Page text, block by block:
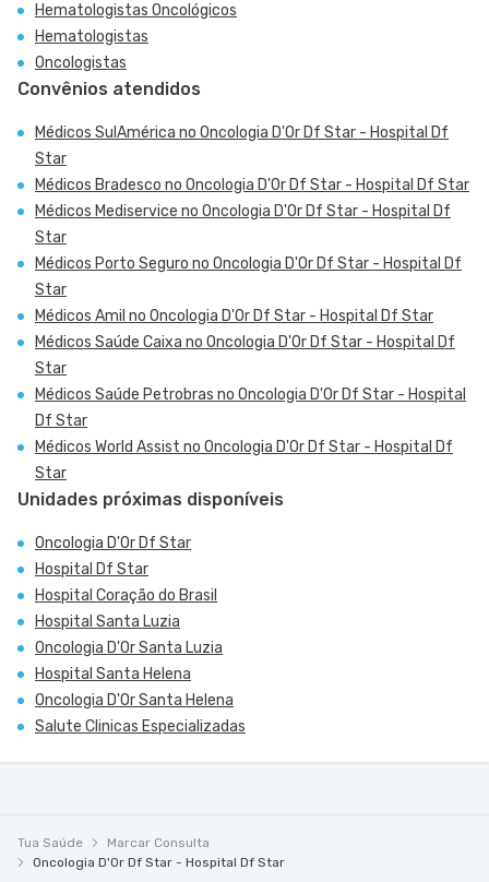
Hematologistas Oncológicos
Hematologistas
Oncologistas
Convênios atendidos
Médicos SulAmérica no Oncologia D'Or Df Star - Hospital Df
Star
Médicos Bradesco no Oncologia D'Or Df Star - Hospital Df Star
Médicos Mediservice no Oncologia D'Or Df Star - Hospital Df
Star
Médicos Porto Seguro no Oncologia D'Or Df Star - Hospital Df
Star
Médicos Amil no Oncologia D'Or Df Star - Hospital Df Star
Médicos Saúde Caixa no Oncologia D'Or Df Star - Hospital Df
Star
Médicos Saúde Petrobras no Oncologia D'Or Df Star - Hospital
Df Star
Médicos World Assist no Oncologia D'Or Df Star - Hospital Df
Star
Unidades próximas disponíveis
Oncologia D'Or Df Star
Hospital Df Star
Hospital Coração do Brasil
Hospital Santa Luzia
Oncologia D'Or Santa Luzia
Hospital Santa Helena
Oncologia D'Or Santa Helena
Salute Clinicas Especializadas
Tua Saúde
Marcar Consulta
Oncologia D'Or Df Star - Hospital Df Star